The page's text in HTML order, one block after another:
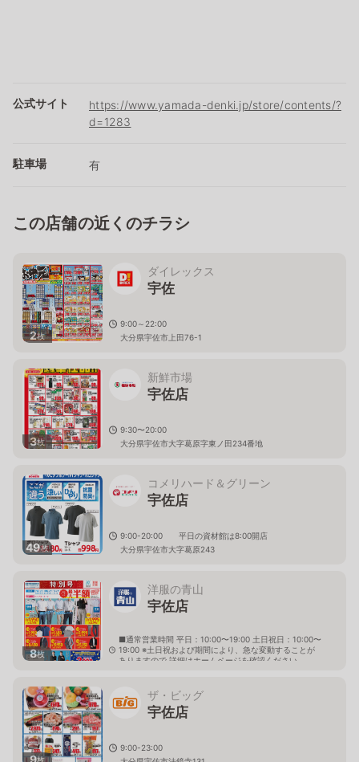
公式サイト
https://www.yamada-denki.jp/store/contents/?
d=1283
駐車場 有
この店舗の近くのチラシ
2枚
ダイレックス
宇佐
9:00～22:00
大分県宇佐市上田76-1
3枚
新鮮市場
宇佐店
9:30〜20:00
大分県宇佐市大字葛原字東ノ田234番地
49枚
コメリハード＆グリーン
宇佐店
9:00-20:00 平日の資材館は8:00開店
大分県宇佐市大字葛原243
8枚
洋服の青山
宇佐店
■通常営業時間 平日：10:00〜19:00 土日祝日：10:00〜
19:00 ※土日祝および期間により、急な変動することが
ありますので 詳細はホームページを確認ください
9枚
ザ・ビッグ
宇佐店
9:00-23:00